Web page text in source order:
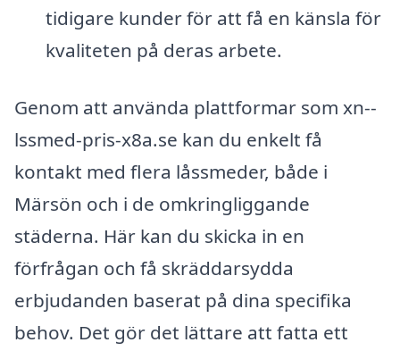
tidigare kunder för att få en känsla för
kvaliteten på deras arbete.
Genom att använda plattformar som xn--
lssmed-pris-x8a.se kan du enkelt få
kontakt med flera låssmeder, både i
Märsön och i de omkringliggande
städerna. Här kan du skicka in en
förfrågan och få skräddarsydda
erbjudanden baserat på dina specifika
behov. Det gör det lättare att fatta ett